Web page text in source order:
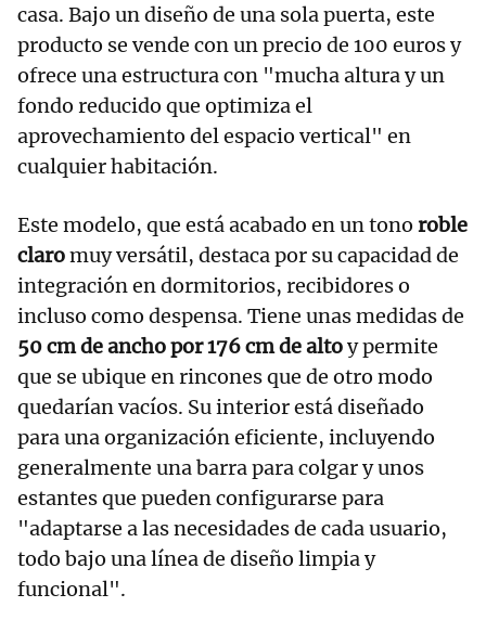
casa. Bajo un diseño de una sola puerta, este
producto se vende con un precio de 100 euros y
ofrece una estructura con "mucha altura y un
fondo reducido que optimiza el
aprovechamiento del espacio vertical" en
cualquier habitación.
Este modelo, que está acabado en un tono roble
claromuy versátil, destaca por su capacidad de
integración en dormitorios, recibidores o
incluso como despensa. Tiene unas medidas de
50 cm de ancho por 176 cm de altoy permite
que se ubique en rincones que de otro modo
quedarían vacíos. Su interior está diseñado
para una organización eficiente, incluyendo
generalmente una barra para colgar y unos
estantes que pueden configurarse para
"adaptarse a las necesidades de cada usuario,
todo bajo una línea de diseño limpia y
funcional".